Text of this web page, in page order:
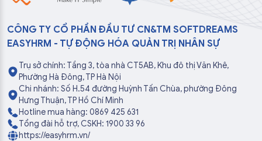
CÔNG TY CỔ PHẦN ĐẦU TƯ CN&TM SOFTDREAMS
EASYHRM - TỰ ĐỘNG HÓA QUẢN TRỊ NHÂN SỰ
Trụ sở chính: Tầng 3, tòa nhà CT5AB, Khu đô thị Văn Khê,
Phường Hà Đông, TP Hà Nội
Chi nhánh: Số H.54 đường Huỳnh Tấn Chùa, phường Đông
Hưng Thuận, TP Hồ Chí Minh
Hotline mua hàng: 0869 425 631
Tổng đài hỗ trợ, CSKH: 1900 33 96
https://easyhrm.vn/